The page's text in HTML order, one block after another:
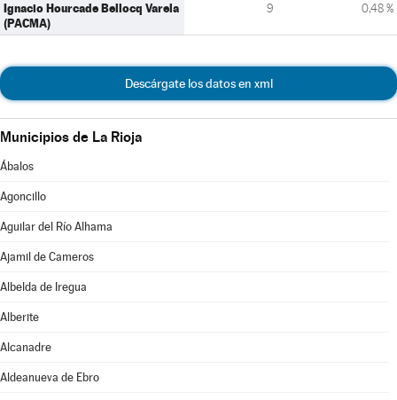
Ignacio Hourcade Bellocq Varela
(PACMA)
9 0,48 %
Descárgate los datos en xml
Municipios de La Rioja
Ábalos
Agoncillo
Aguilar del Río Alhama
Ajamil de Cameros
Albelda de Iregua
Alberite
Alcanadre
Aldeanueva de Ebro